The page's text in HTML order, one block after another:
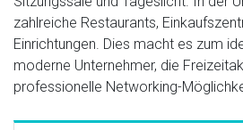
zahlreiche Restaurants,
Einrichtungen. Dies macht es zum
moderne Unternehmer, die
professionelle Networking-